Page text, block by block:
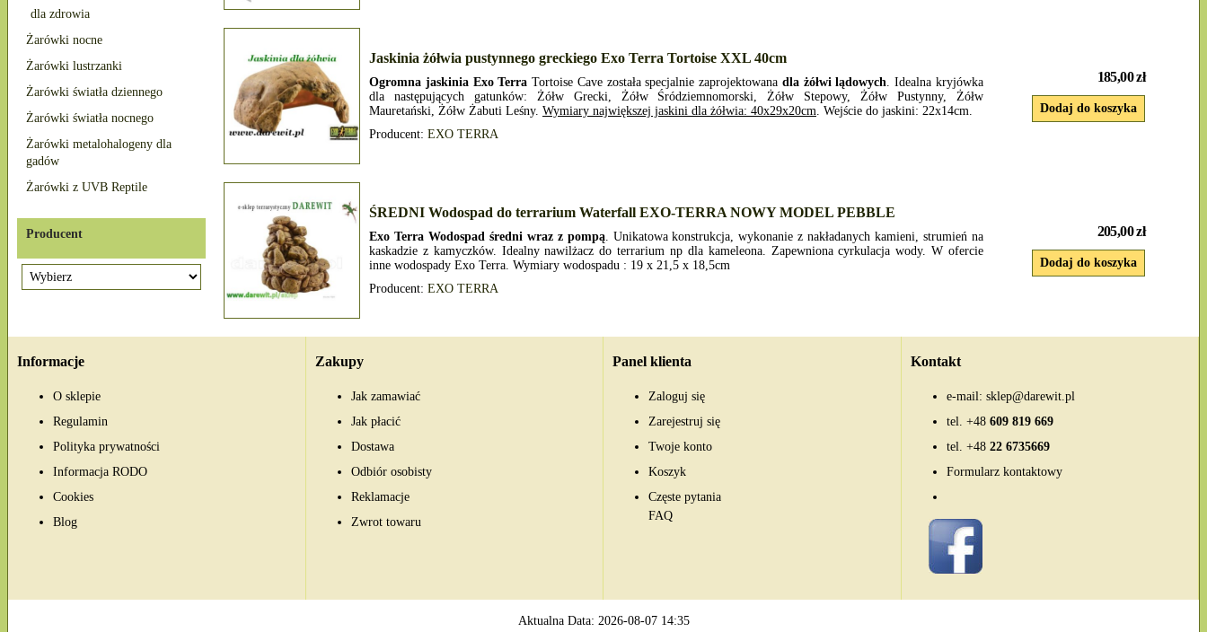
dla zdrowia
Żarówki nocne
Żarówki lustrzanki
Żarówki światła dziennego
Żarówki światła nocnego
Żarówki metalohalogeny dla
gadów
Żarówki z UVB Reptile
Producent
Jaskinia żółwia pustynnego greckiego Exo Terra Tortoise XXL 40cm
Ogromna jaskinia Exo Terra Tortoise Cave została specjalnie zaprojektowana dla żółwi lądowych . Idealna kryjówka
dla następujących gatunków: Żółw Grecki, Żółw Śródziemnomorski, Żółw Stepowy, Żółw Pustynny, Żółw
Mauretański, Żółw Żabuti Leśny. Wymiary największej jaskini dla żółwia: 40x29x20cm . Wejście do jaskini: 22x14cm.
Producent: EXO TERRA
185,00 zł
ŚREDNI Wodospad do terrarium Waterfall EXO-TERRA NOWY MODEL PEBBLE
Exo Terra Wodospad średni wraz z pompą. Unikatowa konstrukcja, wykonanie z nakładanych kamieni, strumień na
kaskadzie z kamyczków. Idealny nawilżacz do terrarium np dla kameleona. Zapewniona cyrkulacja wody. W ofercie
inne wodospady Exo Terra. Wymiary wodospadu : 19 x 21,5 x 18,5cm
Producent: EXO TERRA
205,00 zł
Informacje
O sklepie
Regulamin
Polityka prywatności
Informacja RODO
Cookies
Blog
Zakupy
Jak zamawiać
Jak płacić
Dostawa
Odbiór osobisty
Reklamacje
Zwrot towaru
Panel klienta
Zaloguj się
Zarejestruj się
Twoje konto
Koszyk
Częste pytania
FAQ
Kontakt
e-mail: sklep@darewit.pl
tel. +48609 819 669
tel. +4822 6735669
Formularz kontaktowy
Aktualna Data: 2026-08-07 14:35